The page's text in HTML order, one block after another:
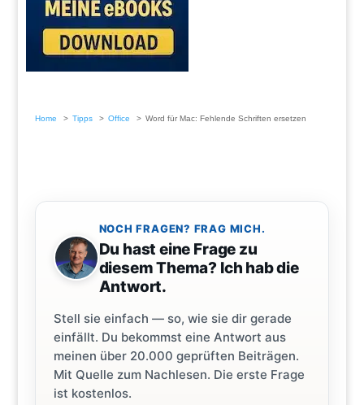
Home Tipps Office Word für Mac: Fehlende Schriften ersetzen
NOCH FRAGEN? FRAG MICH.
Du hast eine Frage zu
diesem Thema? Ich hab die
Antwort.
Stell sie einfach — so, wie sie dir gerade
einfällt. Du bekommst eine Antwort aus
meinen über 20.000 geprüften Beiträgen.
Mit Quelle zum Nachlesen. Die erste Frage
ist kostenlos.